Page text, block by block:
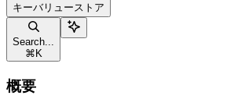
キーバリューストア
Search...
⌘ K
概要